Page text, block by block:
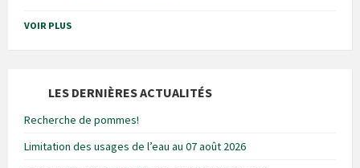
VOIR PLUS
LES DERNIÈRES ACTUALITÉS
Recherche de pommes!
Limitation des usages de l’eau au 07 août 2026